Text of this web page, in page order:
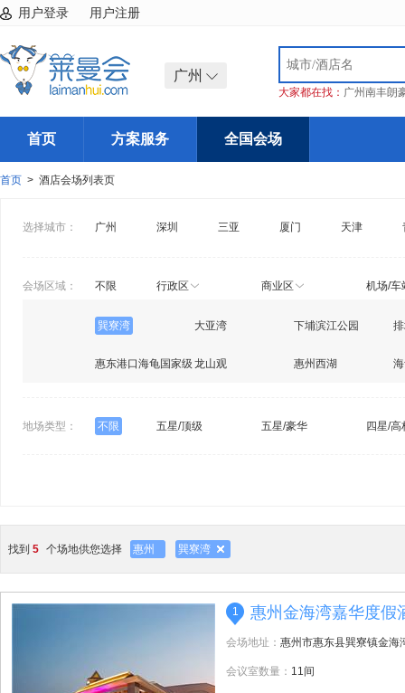
用户登录 用户注册
广州
大家都在找： 广州南丰朗
首页 方案服务 全国会场
首页 > 酒店会场列表页
选择城市： 广州 深圳 三亚 厦门 天津
会场区域： 不限 行政区 商业区 机场/车
巽寮湾 大亚湾 下埔滨江公园
惠东港口海龟国家级 龙山观 惠州西湖
地场类型： 不限 五星/顶级 五星/豪华 四星/高
找到 5 个场地供您选择 惠州 巽寮湾
1 惠州金海湾嘉华度假
会场地址： 惠州市惠东县巽寮镇金海
会议室数量： 11间